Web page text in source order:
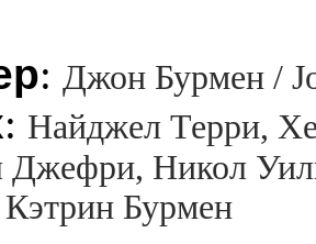
: Джон Бурмен /
: Найджел Терри,
Никол
Бурмен